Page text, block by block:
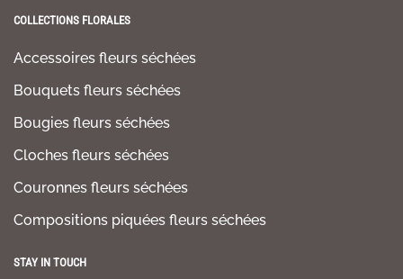
COLLECTIONS FLORALES
Accessoires fleurs séchées
Bouquets fleurs séchées
Bougies fleurs séchées
Cloches fleurs séchées
Couronnes fleurs séchées
Compositions piquées fleurs séchées
STAY IN TOUCH